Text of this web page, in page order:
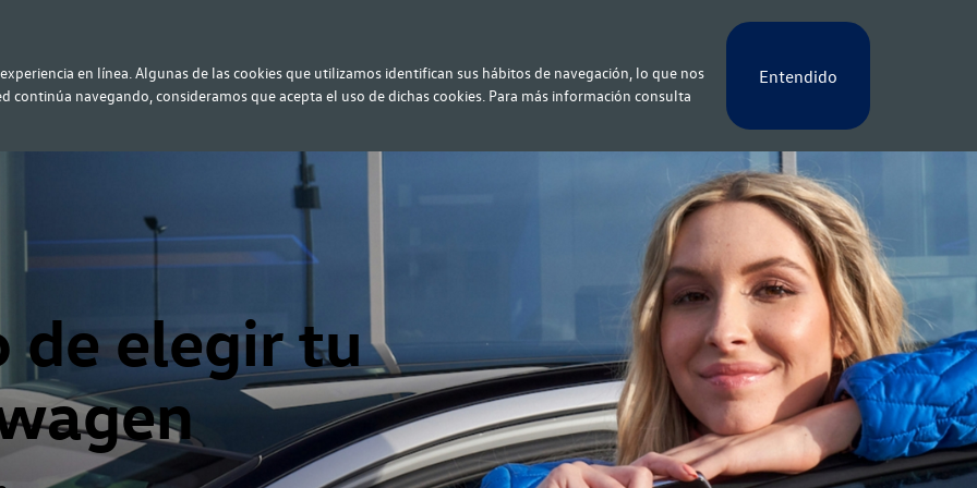
en línea. Algunas de las cookies que utilizamos identifican sus hábitos de navegación, lo que nos
navegando, consideramos que acepta el uso de dichas cookies. Para más información consulta
Entendido
de elegir tu